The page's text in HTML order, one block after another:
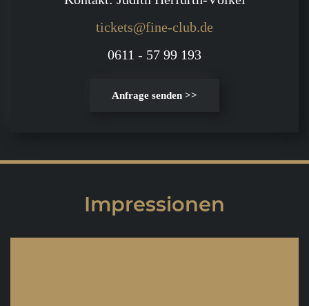
tickets@fine-club.de
0611 - 57 99 193
Anfrage senden >>
Impressionen